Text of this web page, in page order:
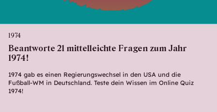
1974
Beantworte 21 mittelleichte Fragen zum Jahr
1974!
1974 gab es einen Regierungswechsel in den USA und die
Fußball-WM in Deutschland. Teste dein Wissen im Online Quiz
1974!